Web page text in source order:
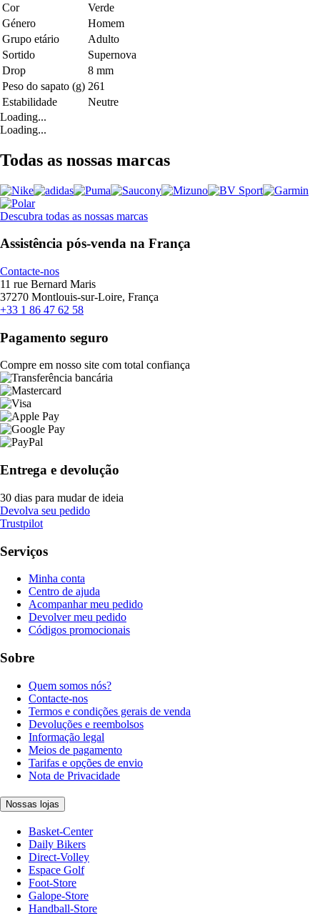
Cor
Verde
Género
Homem
Grupo etário
Adulto
Sortido
Supernova
Drop
8 mm
Peso do sapato (g) 261
Estabilidade
Neutre
Loading...
Loading...
Todas as nossas marcas
Descubra todas as nossas marcas
Assistência pós-venda na França
Contacte-nos
11 rue Bernard Maris
37270 Montlouis-sur-Loire, França
+33 1 86 47 62 58
Pagamento seguro
Compre em nosso site com total confiança
Entrega e devolução
30 dias para mudar de ideia
Devolva seu pedido
Trustpilot
Serviços
Minha conta
Centro de ajuda
Acompanhar meu pedido
Devolver meu pedido
Códigos promocionais
Sobre
Quem somos nós?
Contacte-nos
Termos e condições gerais de venda
Devoluções e reembolsos
Informação legal
Meios de pagamento
Tarifas e opções de envio
Nota de Privacidade
Nossas lojas
Basket-Center
Daily Bikers
Direct-Volley
Espace Golf
Foot-Store
Galope-Store
Handball-Store